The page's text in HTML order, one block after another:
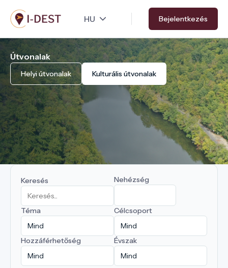
Ugrás
a
tartalomra
Bejelentkezés
Útvonalak
Helyi útvonalak Kulturális útvonalak
Keresés Nehézség
Téma Célcsoport
Hozzáférhetőség Évszak